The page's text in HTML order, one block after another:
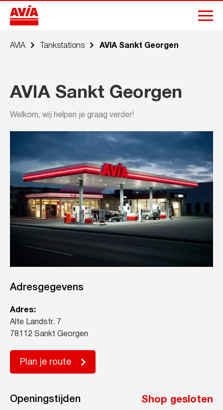
AVIA Tankstations AVIA Sankt Georgen
AVIA Sankt Georgen
Welkom, wij helpen je graag verder!
Adresgegevens
Adres:
Alte Landstr. 7
78112 Sankt Georgen
Plan je route
Openingstijden Shop gesloten